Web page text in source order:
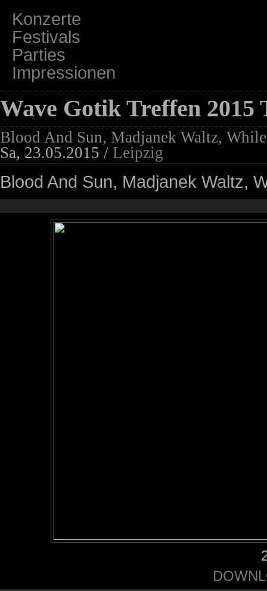
Konzerte
Festivals
Parties
Impressionen
Wave Gotik Treffen 2015
Blood And Sun, Madjanek Waltz,
Sa, 23.05.2015 / Leipzig
Blood And Sun, Madjanek Waltz,